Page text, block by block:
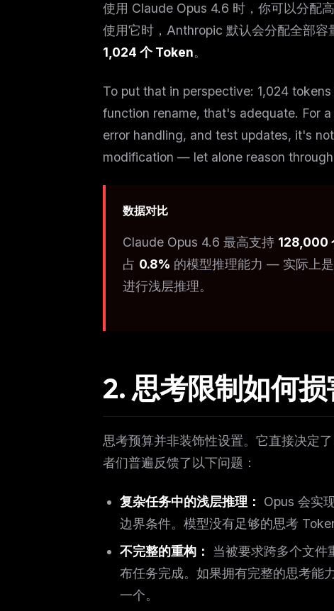
使用 Claude Opus 4.6 时，你可以分配
使用它时，Anthropic 默认会分配全部
1,024 个 Token。
To put that in perspective: 1,024
function rename, that's adequate. For
error handling, and test updates, it's
modification — let alone reason
数据对比
Claude Opus 4.6 最高支持 128,000
占 0.8% 的模型推理能力 — 实际上
进行浅层推理。
2. 思考限制如何
思考预算并非装饰性设置。它直接决定
者们普遍反馈了以下问题：
复杂任务中的浅层推理：
Opus 会实
边界条件。模型没有足够的思考
不完整的重构：
当被要求跨多个文件
布任务完成。如果拥有完整的思考能
一个。
THIS WEEK'S DIGEST
MCP pick of the
week
drop
Rules & workflow
pack
Free · Weekly · 2 min read
FREE NEWSLETTER
workflow
Email address